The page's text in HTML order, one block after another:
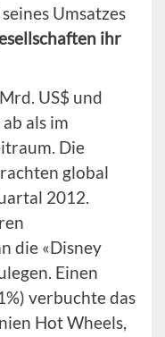
Umsatzes
ihr
US$ und
als im
Die
global
2012.
die «Disney
Einen
verbuchte das
Hot Wheels,